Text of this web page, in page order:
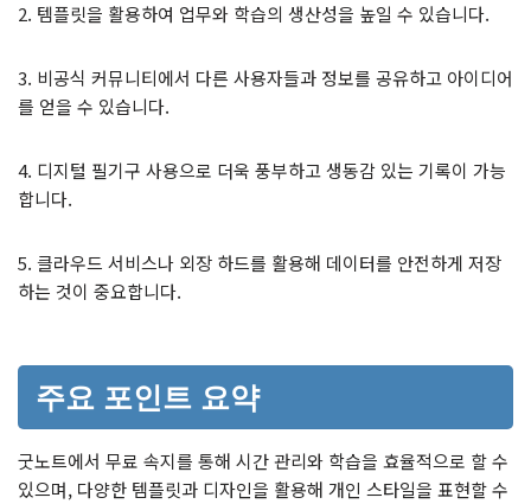
2. 템플릿을 활용하여 업무와 학습의 생산성을 높일 수 있습니다.
3. 비공식 커뮤니티에서 다른 사용자들과 정보를 공유하고 아이디어
를 얻을 수 있습니다.
4. 디지털 필기구 사용으로 더욱 풍부하고 생동감 있는 기록이 가능
합니다.
5. 클라우드 서비스나 외장 하드를 활용해 데이터를 안전하게 저장
하는 것이 중요합니다.
주요 포인트 요약
굿노트에서 무료 속지를 통해 시간 관리와 학습을 효율적으로 할 수
있으며, 다양한 템플릿과 디자인을 활용해 개인 스타일을 표현할 수